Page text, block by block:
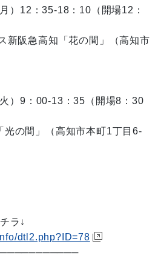
）12：35-18：10（開場12：
新阪急高知「花の間」（高知市
）9：00-13：35（開場8：30
の間」（高知市本町1丁目6-
ラ↓
dtl2.php?ID=78